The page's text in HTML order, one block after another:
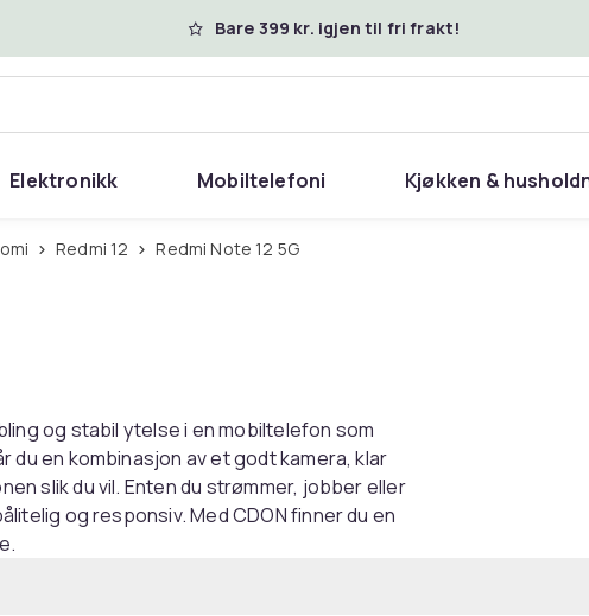
Bare 399 kr. igjen til fri frakt!
Elektronikk Mobiltelefoni Kjøkken &
Redmi 12 Redmi Note 12 5G
og stabil ytelse i en mobiltelefon som
du en kombinasjon av et godt kamera, klar
slik du vil. Enten du strømmer, jobber eller
og responsiv. Med CDON finner du en